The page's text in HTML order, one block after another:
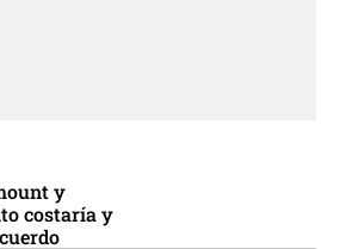
y
costaría y